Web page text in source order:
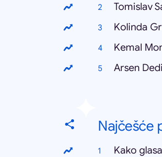
Tomislav
Kolinda
Kemal
Arsen
Najčešće
Kako